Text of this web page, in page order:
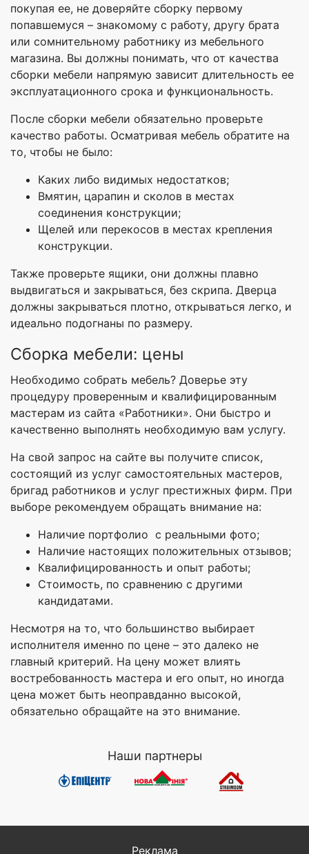
покупая ее, не доверяйте сборку первому
попавшемуся – знакомому с работу, другу брата
или сомнительному работнику из мебельного
магазина. Вы должны понимать, что от качества
сборки мебели напрямую зависит длительность ее
эксплуатационного срока и функциональность.
После сборки мебели обязательно проверьте
качество работы. Осматривая мебель обратите на
то, чтобы не было:
Каких либо видимых недостатков;
Вмятин, царапин и сколов в местах
соединения конструкции;
Щелей или перекосов в местах крепления
конструкции.
Также проверьте ящики, они должны плавно
выдвигаться и закрываться, без скрипа. Дверца
должны закрываться плотно, открываться легко, и
идеально подогнаны по размеру.
Сборка мебели: цены
Необходимо собрать мебель? Доверье эту
процедуру проверенным и квалифицированным
мастерам из сайта «Работники». Они быстро и
качественно выполнять необходимую вам услугу.
На свой запрос на сайте вы получите список,
состоящий из услуг самостоятельных мастеров,
бригад работников и услуг престижных фирм. При
выборе рекомендуем обращать внимание на:
Наличие портфолио с реальными фото;
Наличие настоящих положительных отзывов;
Квалифицированность и опыт работы;
Стоимость, по сравнению с другими
кандидатами.
Несмотря на то, что большинство выбирает
исполнителя именно по цене – это далеко не
главный критерий. На цену может влиять
востребованность мастера и его опыт, но иногда
цена может быть неоправданно высокой,
обязательно обращайте на это внимание.
Наши партнеры
Реклама